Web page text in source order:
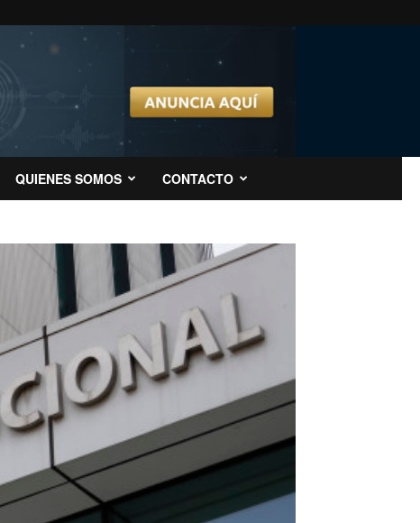
QUIENES SOMOS CONTACTO